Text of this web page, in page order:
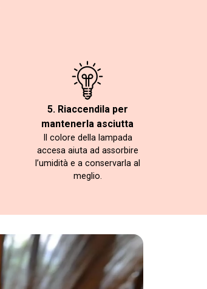
5. Riaccendila per
mantenerla asciutta
Il colore della lampada
accesa aiuta ad assorbire
l’umidità e a conservarla al
meglio.